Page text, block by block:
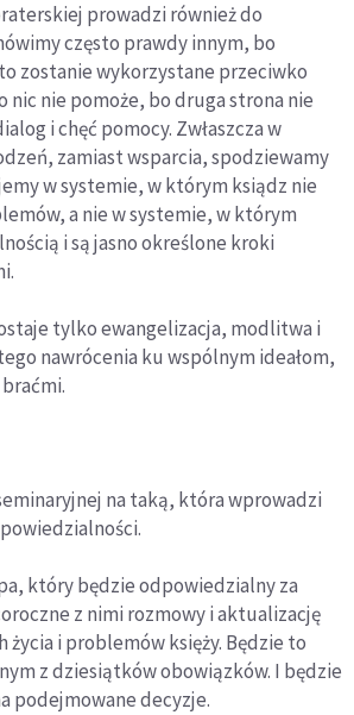
prowadzi również do
często prawdy innym, bo
zostanie wykorzystane przeciwko
nic nie pomoże, bo druga strona nie
i chęć pomocy. Zwłaszcza w
zamiast wsparcia, spodziewamy
w systemie, w którym ksiądz nie
a nie w systemie, w którym
i są jasno określone kroki
tylko ewangelizacja, modlitwa i
nawrócenia ku wspólnym ideałom,
na taką, która wprowadzi
który będzie odpowiedzialny za
z nimi rozmowy i aktualizację
życia i problemów księży. Będzie to
z dziesiątków obowiązków. I będzie
podejmowane decyzje.